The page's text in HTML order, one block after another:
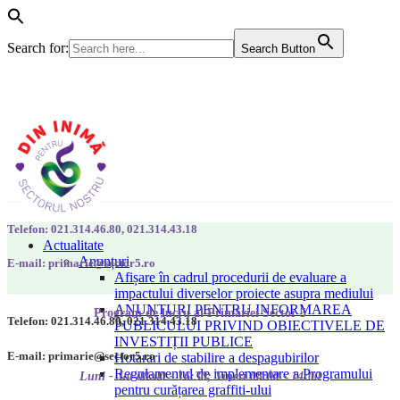
Search for: Search Button
Actualitate
Anunțuri
Afișare în cadrul procedurii de evaluare a
impactului diverselor proiecte asupra mediului
ANUNȚURI PENTRU INFORMAREA
PUBLICULUI PRIVIND OBIECTIVELE DE
INVESTIȚII PUBLICE
Hotarari de stabilire a despagubirilor
Regulamentul de implementare a Programului
pentru curățarea graffiti-ului
Telefon: 021.314.46.80, 021.314.43.18
E-mail: primarie@sector5.ro
Program de lucru al Primăriei Sector 5
Luni - Joi 08:00 - 16:30; Vineri 08:00 - 14:00
Telefon: 021.314.46.80, 021.314.43.18
E-mail: primarie@sector5.ro